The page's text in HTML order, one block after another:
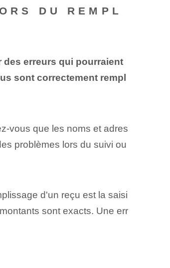
DU REMPL
des erreurs qui pourraient
sont correctement rempl
vous que les noms et adres
problèmes lors du suivi ou
d'un reçu est la saisi
sont exacts. Une err